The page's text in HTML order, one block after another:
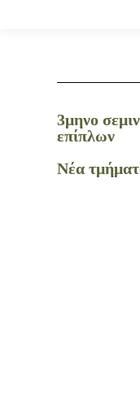
3μηνο
επίπλων
Νέα